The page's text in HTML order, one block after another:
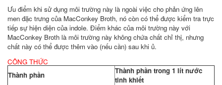
Ưu điểm khi sử dụng môi trường này là ngoài việc cho phản ứng lên
men đặc trưng của MacConkey Broth, nó còn có thể được kiểm tra trực
tiếp sự hiện diện của indole. Điểm khác của môi trường này với
MacConkey Broth là môi trường này không chứa chất chỉ thị, nhưng
chất này có thể được thêm vào (nếu cần) sau khi ủ.
CÔNG THỨC
Thành phần
Thành phần trong 1 lít nước
tinh khiết